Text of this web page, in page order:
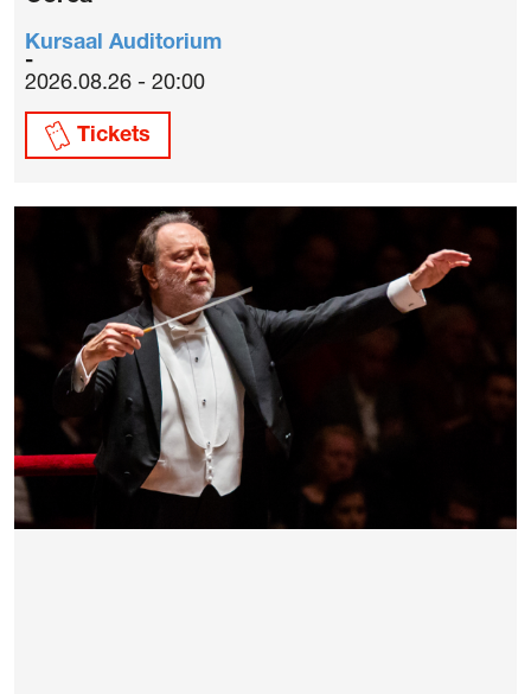
Kursaal Auditorium
2026.08.26 - 20:00
Tickets